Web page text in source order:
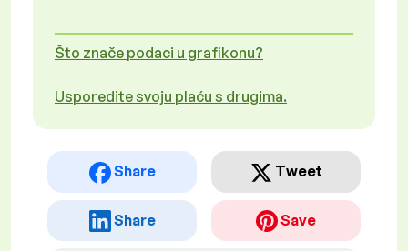
Što znače podaci u grafikonu?
Usporedite svoju plaću s drugima.
Share Tweet
Share Save